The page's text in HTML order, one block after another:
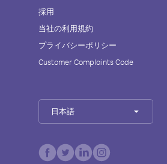
採用
当社の利用規約
プライバシーポリシー
Customer Complaints Code
日本語